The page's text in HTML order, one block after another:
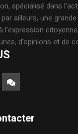
spécialisé dans
ailleurs, une
l’expression
d’opinions et de